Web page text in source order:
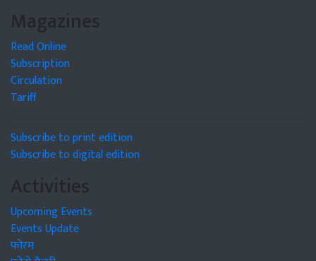
Magazines
Read Online
Subscription
Circulation
Tariff
Subscribe to print edition
Subscribe to digital edition
Activities
Upcoming Events
Events Update
फोरम